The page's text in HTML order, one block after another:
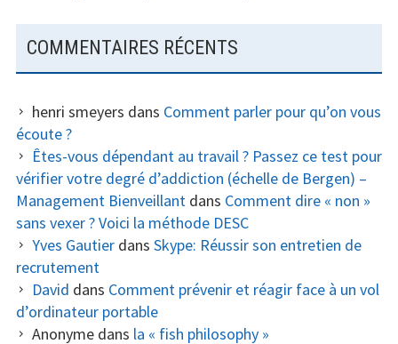
COMMENTAIRES RÉCENTS
henri smeyers dans Comment parler pour qu’on vous
écoute ?
Êtes-vous dépendant au travail ? Passez ce test pour
vérifier votre degré d’addiction (échelle de Bergen) –
Management Bienveillantdans Comment dire « non »
sans vexer ? Voici la méthode DESC
Yves Gautierdans Skype: Réussir son entretien de
recrutement
David dans Comment prévenir et réagir face à un vol
d’ordinateur portable
Anonymedans la « fish philosophy »